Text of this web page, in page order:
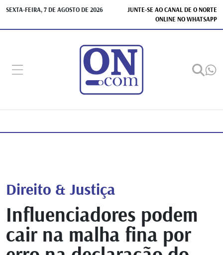
SEXTA-FEIRA, 7 DE AGOSTO DE 2026
JUNTE-SE AO CANAL DE O NORTE
ONLINE NO WHATSAPP
Direito & Justiça
Influenciadores podem
cair na malha fina por